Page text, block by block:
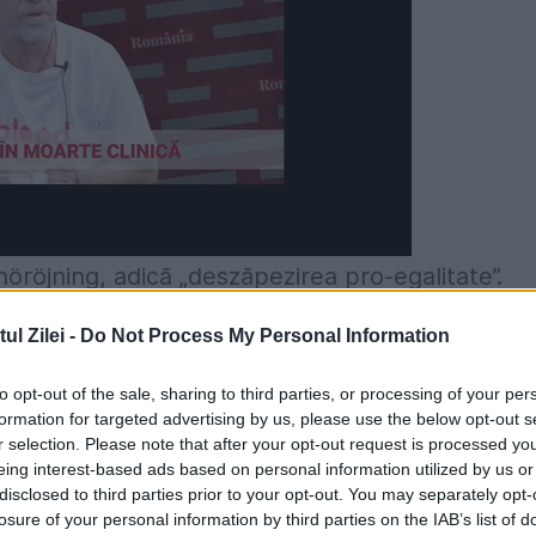
Zilei - Do Not Process My Personal Information
opt-out of the sale, sharing to third parties, or processing of your
for targeted advertising by us, please use the below opt-out
selection. Please note that after your opt-out request is processed
interest-based ads based on personal information utilized by us
to third parties prior to your opt-out. You may separately
of your personal information by third parties on the IAB’s list of
adică „deszăpezirea pro-egalitate”.
unde majoritatea este formată din
acordă prioritate în deszăpezire trotuarelor,
care își duc copiii la școală – în
fi folosite mai ales de bărbații la volan.
noiembrie au pus însă la grea încercare